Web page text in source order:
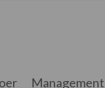
Management